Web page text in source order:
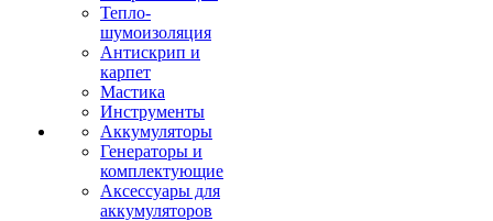
Тепло-
шумоизоляция
Антискрип и
карпет
Мастика
Инструменты
Аккумуляторы
Генераторы и
комплектующие
Аксессуары для
аккумуляторов